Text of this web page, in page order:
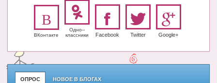
ВКонтакте
Одно-­
класс­ники
Facebook Twitter Google+
ОПРОС НОВОЕ В БЛОГАХ